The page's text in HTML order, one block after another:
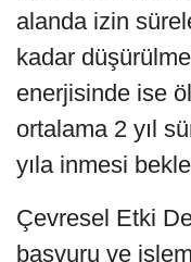
alanda izin
kadar
enerjisinde ise
ortalama 2 yıl
yıla inmesi
Çevresel Etki
başvuru ve